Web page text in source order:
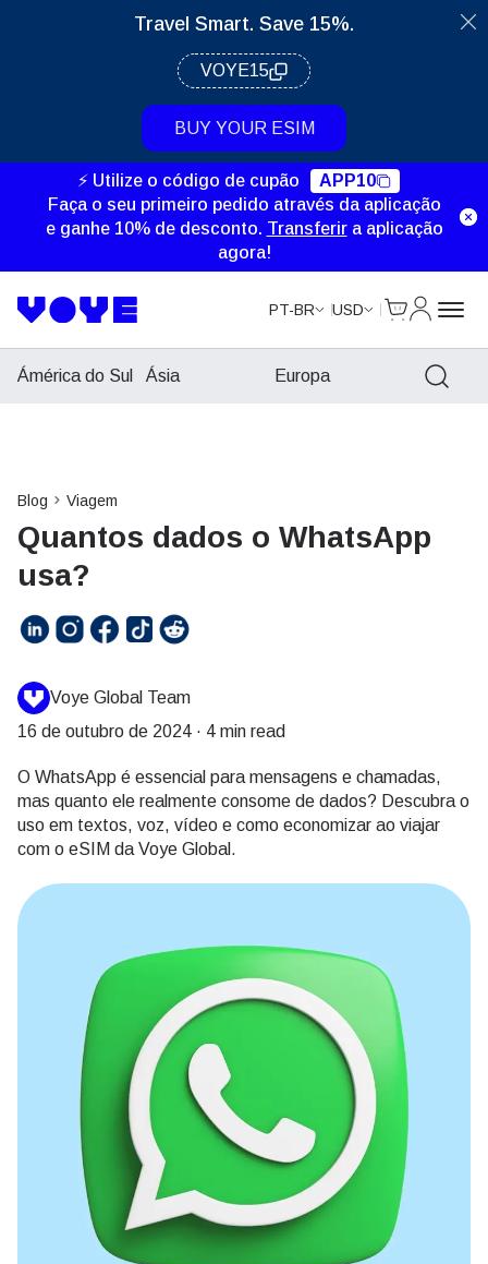
Travel Smart. Save 15%.
VOYE15
BUY YOUR ESIM
⚡ Utilize o código de cupão
APP10
Faça o seu primeiro pedido através da aplicação
e ganhe 10% de desconto. Transferira aplicação
agora!
PT-BR USD
Ámérica do Sul Ásia Europa
Blog Viagem
Quantos dados o WhatsApp
usa?
Voye Global Team
16 de outubro de 2024 · 4 min read
O WhatsApp é essencial para mensagens e chamadas,
mas quanto ele realmente consome de dados? Descubra o
uso em textos, voz, vídeo e como economizar ao viajar
com o eSIM da Voye Global.